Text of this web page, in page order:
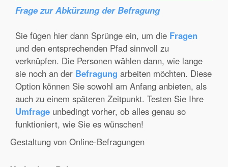
Frage zur Abkürzung der Befragung
Sie fügen hier dann Sprünge ein, um die Fragen
und den entsprechenden Pfad sinnvoll zu
verknüpfen. Die Personen wählen dann, wie lange
sie noch an der Befragung arbeiten möchten. Diese
Option können Sie sowohl am Anfang anbieten, als
auch zu einem späteren Zeitpunkt. Testen Sie Ihre
Umfrage unbedingt vorher, ob alles genau so
funktioniert, wie Sie es wünschen!
Gestaltung von Online-Befragungen